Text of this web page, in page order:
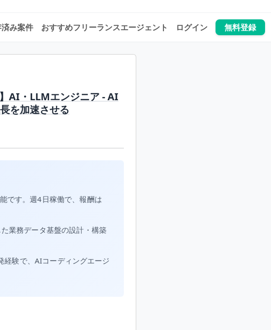
み案件 おすすめフリーランスエージェント ログイン 無料登録
AI・LLMエンジニア - AI
を加速させる
です。週4日稼働で、報酬は
業務データ基盤の設計・構築
験で、AIコーディングエージ